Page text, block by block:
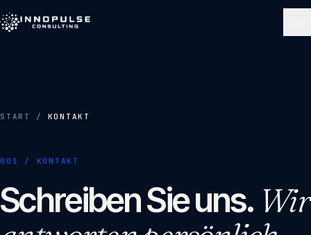
Start
Über uns
Leistungen
START / KONTAKT
001 / KONTAKT
Schreiben Sie uns. Wir